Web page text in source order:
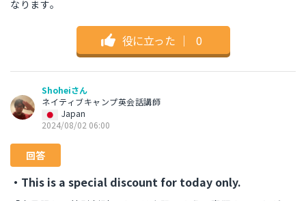
なります。
役に立った ｜ 0
Shoheiさん
ネイティブキャンプ英会話講師
Japan
2024/08/02 06:00
回答
・This is a special discount for today only.